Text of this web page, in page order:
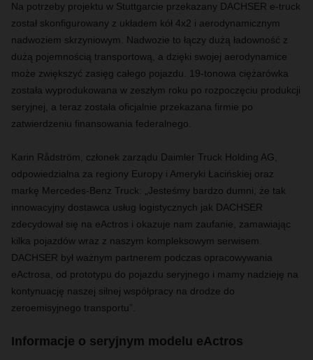
Na potrzeby projektu w Stuttgarcie przekazany DACHSER e-truck
został skonfigurowany z układem kół 4x2 i aerodynamicznym
nadwoziem skrzyniowym. Nadwozie to łączy dużą ładowność z
dużą pojemnością transportową, a dzięki swojej aerodynamice
może zwiększyć zasięg całego pojazdu. 19-tonowa ciężarówka
została wyprodukowana w zeszłym roku po rozpoczęciu produkcji
seryjnej, a teraz została oficjalnie przekazana firmie po
zatwierdzeniu finansowania federalnego.
Karin Rådström, członek zarządu Daimler Truck Holding AG,
odpowiedzialna za regiony Europy i Ameryki Łacińskiej oraz
markę Mercedes-Benz Truck: „Jesteśmy bardzo dumni, że tak
innowacyjny dostawca usług logistycznych jak DACHSER
zdecydował się na eActros i okazuje nam zaufanie, zamawiając
kilka pojazdów wraz z naszym kompleksowym serwisem.
DACHSER był ważnym partnerem podczas opracowywania
eActrosa, od prototypu do pojazdu seryjnego i mamy nadzieję na
kontynuację naszej silnej współpracy na drodze do
zeroemisyjnego transportu”.
Informacje o seryjnym modelu eActros